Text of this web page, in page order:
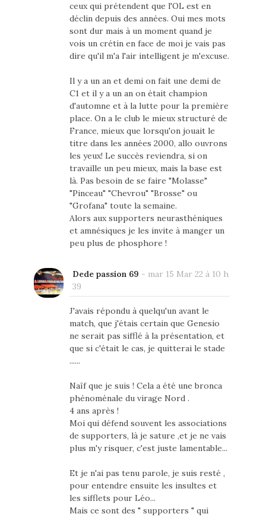
ceux qui prétendent que l'OL est en
déclin depuis des années. Oui mes mots
sont dur mais à un moment quand je
vois un crétin en face de moi je vais pas
dire qu'il m'a l'air intelligent je m'excuse.
Il y a un an et demi on fait une demi de
C1 et il y a un an on était champion
d'automne et à la lutte pour la première
place. On a le club le mieux structuré de
France, mieux que lorsqu'on jouait le
titre dans les années 2000, allo ouvrons
les yeux! Le succès reviendra, si on
travaille un peu mieux, mais la base est
là. Pas besoin de se faire "Molasse"
"Pinceau" "Chevrou" "Brosse" ou
"Grofana" toute la semaine.
Alors aux supporters neurasthéniques
et amnésiques je les invite à manger un
peu plus de phosphore !
Dede passion 69 - mar 15 Mar 22 à 10 h
39
J'avais répondu à quelqu'un avant le
match, que j'étais certain que Genesio
ne serait pas sifflé à la présentation, et
que si c'était le cas, je quitterai le stade
......
Naïf que je suis ! Cela a été une bronca
phénoménale du virage Nord .
4 ans après !
Moi qui défend souvent les associations
de supporters, là je sature ,et je ne vais
plus m'y risquer, c'est juste lamentable...
Et je n'ai pas tenu parole, je suis resté ,
pour entendre ensuite les insultes et
les sifflets pour Léo...
Mais ce sont des " supporters " qui